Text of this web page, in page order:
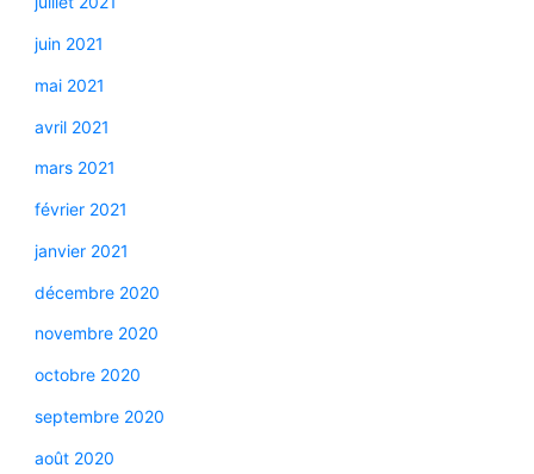
juin 2021
mai 2021
avril 2021
mars 2021
février 2021
janvier 2021
décembre 2020
novembre 2020
octobre 2020
septembre 2020
août 2020